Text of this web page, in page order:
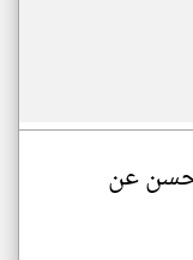
عن